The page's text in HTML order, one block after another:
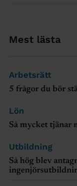
Mest lästa
Arbetsrätt
5 frågor du bör
Lön
Så mycket tjänar
Utbildning
Så hög blev